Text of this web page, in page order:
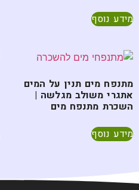
מידע נוסף
מתנפח מים תנין על המים
אתגרי משולב מגלשה |
השכרת מתנפח מים
מידע נוסף